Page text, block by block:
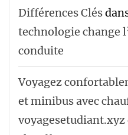
Différences Clés
technologie change
conduite
Voyagez
et minibus avec
voyagesetudiant.xyz